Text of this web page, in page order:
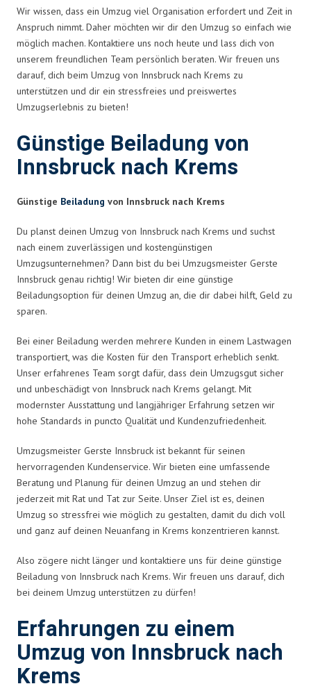
Wir wissen, dass ein Umzug viel Organisation erfordert und Zeit in
Anspruch nimmt. Daher möchten wir dir den Umzug so einfach wie
möglich machen. Kontaktiere uns noch heute und lass dich von
unserem freundlichen Team persönlich beraten. Wir freuen uns
darauf, dich beim Umzug von Innsbruck nach Krems zu
unterstützen und dir ein stressfreies und preiswertes
Umzugserlebnis zu bieten!
Günstige Beiladung von
Innsbruck nach Krems
Günstige Beiladung von Innsbruck nach Krems
Du planst deinen Umzug von Innsbruck nach Krems und suchst
nach einem zuverlässigen und kostengünstigen
Umzugsunternehmen? Dann bist du bei Umzugsmeister Gerste
Innsbruck genau richtig! Wir bieten dir eine günstige
Beiladungsoption für deinen Umzug an, die dir dabei hilft, Geld zu
sparen.
Bei einer Beiladung werden mehrere Kunden in einem Lastwagen
transportiert, was die Kosten für den Transport erheblich senkt.
Unser erfahrenes Team sorgt dafür, dass dein Umzugsgut sicher
und unbeschädigt von Innsbruck nach Krems gelangt. Mit
modernster Ausstattung und langjähriger Erfahrung setzen wir
hohe Standards in puncto Qualität und Kundenzufriedenheit.
Umzugsmeister Gerste Innsbruck ist bekannt für seinen
hervorragenden Kundenservice. Wir bieten eine umfassende
Beratung und Planung für deinen Umzug an und stehen dir
jederzeit mit Rat und Tat zur Seite. Unser Ziel ist es, deinen
Umzug so stressfrei wie möglich zu gestalten, damit du dich voll
und ganz auf deinen Neuanfang in Krems konzentrieren kannst.
Also zögere nicht länger und kontaktiere uns für deine günstige
Beiladung von Innsbruck nach Krems. Wir freuen uns darauf, dich
bei deinem Umzug unterstützen zu dürfen!
Erfahrungen zu einem
Umzug von Innsbruck nach
Krems